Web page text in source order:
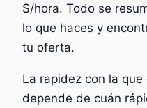
$/hora. Todo se
lo que haces y
tu oferta.
La rapidez con la
depende de cuán